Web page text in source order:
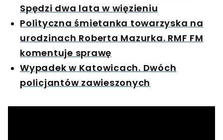
Spędzi dwa lata w więzieniu
Polityczna śmietanka towarzyska na
urodzinach Roberta Mazurka. RMF FM
komentuje sprawę
Wypadek w Katowicach. Dwóch
policjantów zawieszonych